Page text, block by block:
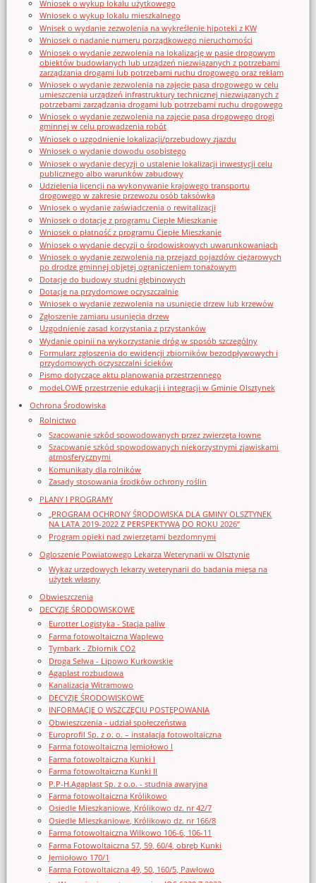
Wniosek o wykup lokalu użytkowego
Wniosek o wykup lokalu mieszkalnego
Wnisek o wydanie zezwolenia na wykreślenie hipoteki z KW
Wniosek o nadanie numeru porządkowego nieruchomości
Wniosek o wydanie zezwolenia na lokalizację w pasie drogowym
obiektów budowlanych lub urządzeń niezwiązanych z potrzebami
zarządzania drogami lub potrzebami ruchu drogowego oraz reklam
Wniosek o wydanie zezwolenia na zajęcie pasa drogowego w celu
umieszczenia urządzeń infrastruktury technicznej niezwiązanych z
potrzebami zarządzania drogami lub potrzebami ruchu drogowego
Wniosek o wydanie zezwolenia na zajęcie pasa drogowego drogi
gminnej w celu prowadzenia robót
Wniosek o uzgodnienie lokalizacji/przebudowy zjazdu
Wniosek o wydanie dowodu osobistego
Wniosek o wydanie decyzji o ustalenie lokalizacji inwestycji celu
publicznego albo warunków zabudowy
Udzielenia licencji na wykonywanie krajowego transportu
drogowego w zakresie przewozu osób taksówką
Wniosek o wydanie zaświadczenia o rewitalizacji
Wniosek o dotację z programu Ciepłe Mieszkanie
Wniosek o płatność z programu Ciepłe Mieszkanie
Wniosek o wydanie decyzji o środowiskowych uwarunkowaniach
Wniosek o wydanie zezwolenia na przejazd pojazdów ciężarowych
po drodze gminnej objętej ograniczeniem tonażowym
Dotacje do budowy studni głębinowych
Dotacje na przydomowe oczyszczalnie
Wniosek o wydanie zezwolenia na usunięcie drzew lub krzewów
Zgłoszenie zamiaru usunięcia drzew
Uzgodnienie zasad korzystania z przystanków
Wydanie opinii na wykorzystanie dróg w sposób szczególny
Formularz zgłoszenia do ewidencji zbiorników bezodpływowych i
przydomowych oczyszczalni ścieków
Pismo dotyczące aktu planowania przestrzennego
modeLOWE przestrzenie edukacji i integracji w Gminie Olsztynek
Ochrona Środowiska
Rolnictwo
Szacowanie szkód spowodowanych przez zwierzęta łowne
Szacowanie szkód spowodowanych niekorzystnymi zjawiskami
atmosferycznymi
Komunikaty dla rolników
Zasady stosowania środków ochrony roślin
PLANY I PROGRAMY
„PROGRAM OCHRONY ŚRODOWISKA DLA GMINY OLSZTYNEK
NA LATA 2019-2022 Z PERSPEKTYWĄ DO ROKU 2026”
Program opieki nad zwierzętami bezdomnymi
Ogloszenie Powiatowego Lekarza Weterynarii w Olsztynie
Wykaz urzędowych lekarzy weterynarii do badania mięsa na
użytek własny
Obwieszczenia
DECYZJE ŚRODOWISKOWE
Eurotter Logistyka - Stacja paliw
Farma fotowoltaiczna Waplewo
Tymbark - Zbiornik CO2
Droga Selwa - Lipowo Kurkowskie
Agaplast rozbudowa
Kanalizacja Witramowo
DECYZJE ŚRODOWISKOWE
INFORMACJE O WSZCZĘCIU POSTĘPOWANIA
Obwieszczenia - udział społeczeństwa
Europrofil Sp. z o. o. – instalacja fotowoltaiczna
Farma fotowoltaiczna Jemiołowo I
Farma fotowoltaiczna Kunki I
Farma fotowoltaiczna Kunki II
P.P-H.Agaplast Sp. z o.o. - studnia awaryjna
Farma fotowoltaiczna Królikowo
Osiedle Mieszkaniowe, Królikowo dz. nr 42/7
Osiedle Mieszkaniowe, Królikowo dz. nr 166/8
Farma fotowoltaiczna Wilkowo 106-6, 106-11
Farma Fotowoltaiczna 57, 59, 60/4, obręb Kunki
Jemiołowo 170/1
Farma Fotowoltaiczna 49, 50, 160/5, Pawłowo